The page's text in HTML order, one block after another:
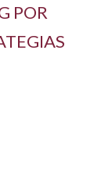
POR